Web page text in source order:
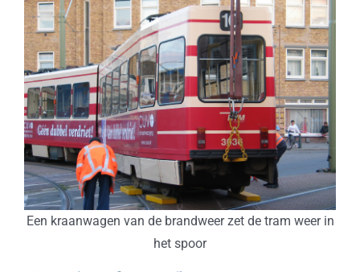
Een kraanwagen van de brandweer zet de tram weer in
het spoor